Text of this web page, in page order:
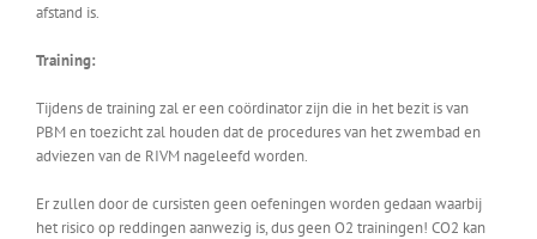
afstand is.
Training:
Tijdens de training zal er een coördinator zijn die in het bezit is van
PBM en toezicht zal houden dat de procedures van het zwembad en
adviezen van de RIVM nageleefd worden.
Er zullen door de cursisten geen oefeningen worden gedaan waarbij
het risico op reddingen aanwezig is, dus geen O2 trainingen! CO2 kan